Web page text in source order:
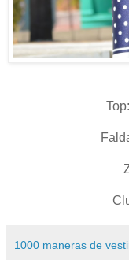
Top:
1000 maneras de